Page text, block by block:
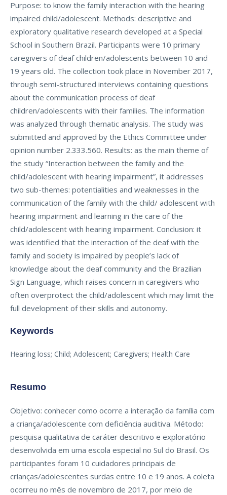
Purpose: to know the family interaction with the hearing
impaired child/adolescent. Methods: descriptive and
exploratory qualitative research developed at a Special
School in Southern Brazil. Participants were 10 primary
caregivers of deaf children/adolescents between 10 and
19 years old. The collection took place in November 2017,
through semi-structured interviews containing questions
about the communication process of deaf
children/adolescents with their families. The information
was analyzed through thematic analysis. The study was
submitted and approved by the Ethics Committee under
opinion number 2.333.560. Results: as the main theme of
the study “Interaction between the family and the
child/adolescent with hearing impairment”, it addresses
two sub-themes: potentialities and weaknesses in the
communication of the family with the child/ adolescent with
hearing impairment and learning in the care of the
child/adolescent with hearing impairment. Conclusion: it
was identified that the interaction of the deaf with the
family and society is impaired by people’s lack of
knowledge about the deaf community and the Brazilian
Sign Language, which raises concern in caregivers who
often overprotect the child/adolescent which may limit the
full development of their skills and autonomy.
Keywords
Hearing loss; Child; Adolescent; Caregivers; Health Care
Resumo
Objetivo: conhecer como ocorre a interação da família com
a criança/adolescente com deficiência auditiva. Método:
pesquisa qualitativa de caráter descritivo e exploratório
desenvolvida em uma escola especial no Sul do Brasil. Os
participantes foram 10 cuidadores principais de
crianças/adolescentes surdas entre 10 e 19 anos. A coleta
ocorreu no mês de novembro de 2017, por meio de